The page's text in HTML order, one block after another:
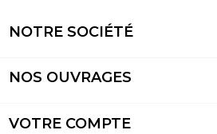
NOTRE SOCIÉTÉ
NOS OUVRAGES
VOTRE COMPTE